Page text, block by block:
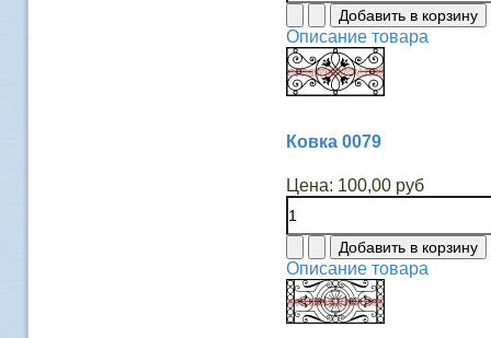
Описание товара
Ковка 0079
Цена: 100,00 руб
Описание товара